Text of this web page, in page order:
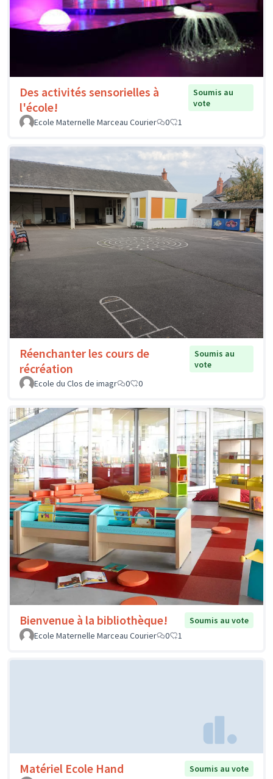
Des activités sensorielles à
l'école!
Soumis au
vote
Ecole Maternelle Marceau Courier
0 1
Réenchanter les cours de
récréation
Soumis au
vote
Ecole du Clos de imagr
0 0
Bienvenue à la bibliothèque!
Soumis au vote
Ecole Maternelle Marceau Courier
0 1
Matériel Ecole Hand
Soumis au vote